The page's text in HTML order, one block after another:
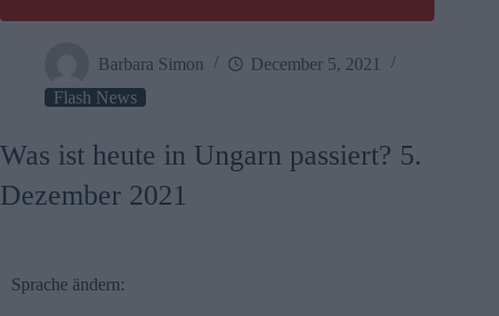
Barbara Simon
December 5, 2021
Flash News
Was ist heute in Ungarn passiert? 5.
Dezember 2021
Sprache ändern: